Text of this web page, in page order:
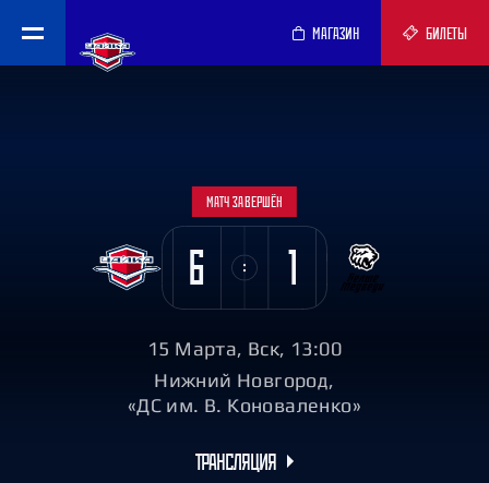
МАГАЗИН БИЛЕТЫ
МАТЧ ЗАВЕРШЁН
6 1
15 Марта, Вск, 13:00
Нижний Новгород,
«ДС им. В. Коноваленко»
ТРАНСЛЯЦИЯ